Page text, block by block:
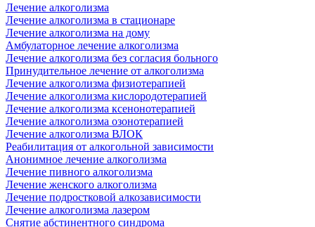
Лечение алкоголизма
Лечение алкоголизма в стационаре
Лечение алкоголизма на дому
Амбулаторное лечение алкоголизма
Лечение алкоголизма без согласия больного
Принудительное лечение от алкоголизма
Лечение алкоголизма физиотерапией
Лечение алкоголизма кислородотерапией
Лечение алкоголизма ксенонотерапией
Лечение алкоголизма озонотерапией
Лечение алкоголизма ВЛОК
Реабилитация от алкогольной зависимости
Анонимное лечение алкоголизма
Лечение пивного алкоголизма
Лечение женского алкоголизма
Лечение подростковой алкозависимости
Лечение алкоголизма лазером
Снятие абстинентного синдрома